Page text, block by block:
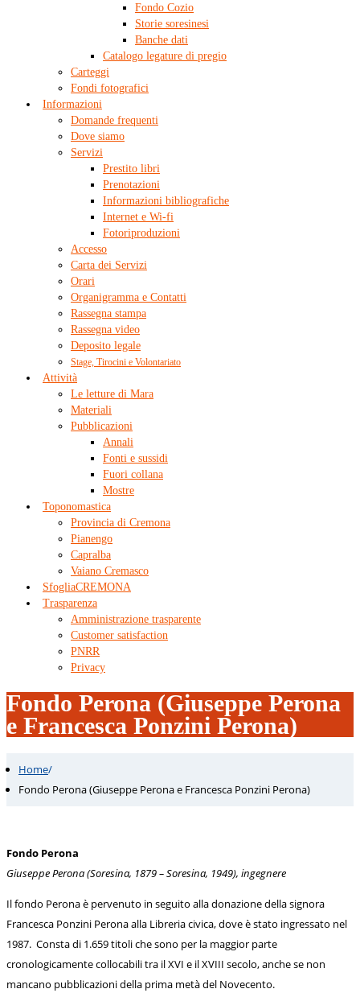
Fondo Cozio
Storie soresinesi
Banche dati
Catalogo legature di pregio
Carteggi
Fondi fotografici
Informazioni
Domande frequenti
Dove siamo
Servizi
Prestito libri
Prenotazioni
Informazioni bibliografiche
Internet e Wi-fi
Fotoriproduzioni
Accesso
Carta dei Servizi
Orari
Organigramma e Contatti
Rassegna stampa
Rassegna video
Deposito legale
Stage, Tirocini e Volontariato
Attività
Le letture di Mara
Materiali
Pubblicazioni
Annali
Fonti e sussidi
Fuori collana
Mostre
Toponomastica
Provincia di Cremona
Pianengo
Capralba
Vaiano Cremasco
SfogliaCREMONA
Trasparenza
Amministrazione trasparente
Customer satisfaction
PNRR
Privacy
Fondo Perona (Giuseppe Perona
e Francesca Ponzini Perona)
Home/
Fondo Perona (Giuseppe Perona e Francesca Ponzini Perona)
Fondo Perona
Giuseppe Perona (Soresina, 1879 – Soresina, 1949), ingegnere
Il fondo Perona è pervenuto in seguito alla donazione della signora
Francesca Ponzini Perona alla Libreria civica, dove è stato ingressato nel
1987. Consta di 1.659 titoli che sono per la maggior parte
cronologicamente collocabili tra il XVI e il XVIII secolo, anche se non
mancano pubblicazioni della prima metà del Novecento.